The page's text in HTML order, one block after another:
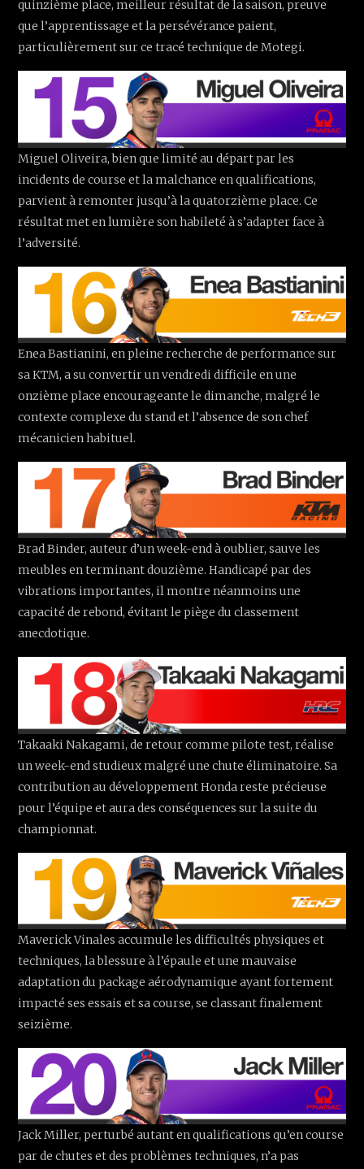
quinzième place, meilleur résultat de la saison, preuve
que l’apprentissage et la persévérance paient,
particulièrement sur ce tracé technique de Motegi.
Miguel Oliveira, bien que limité au départ par les
incidents de course et la malchance en qualifications,
parvient à remonter jusqu’à la quatorzième place. Ce
résultat met en lumière son habileté à s’adapter face à
l’adversité.
Enea Bastianini, en pleine recherche de performance sur
sa KTM, a su convertir un vendredi difficile en une
onzième place encourageante le dimanche, malgré le
contexte complexe du stand et l’absence de son chef
mécanicien habituel.
Brad Binder, auteur d’un week-end à oublier, sauve les
meubles en terminant douzième. Handicapé par des
vibrations importantes, il montre néanmoins une
capacité de rebond, évitant le piège du classement
anecdotique.
Takaaki Nakagami, de retour comme pilote test, réalise
un week-end studieux malgré une chute éliminatoire. Sa
contribution au développement Honda reste précieuse
pour l’équipe et aura des conséquences sur la suite du
championnat.
Maverick Vinales accumule les difficultés physiques et
techniques, la blessure à l’épaule et une mauvaise
adaptation du package aérodynamique ayant fortement
impacté ses essais et sa course, se classant finalement
seizième.
Jack Miller, perturbé autant en qualifications qu’en course
par de chutes et des problèmes techniques, n’a pas